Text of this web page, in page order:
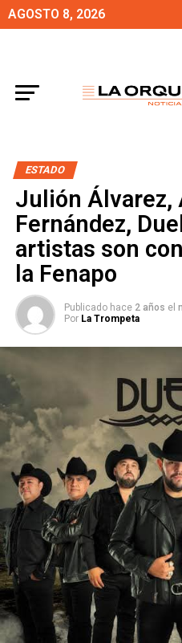
AGOSTO 8, 2026
ESTADO
Julión Álvarez,
Fernández,
artistas son
la Fenapo
Publicado hace 2 años el
Por La Trompeta